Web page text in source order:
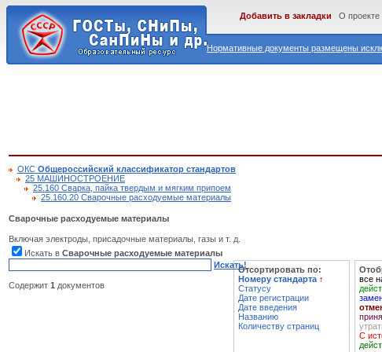
Нормативные документы размещены
Добавить в закладки О проекте
ОКС Общероссийский классификатор стандартов
25 МАШИНОСТРОЕНИЕ
25.160 Сварка, пайка твердым и мягким припоем
25.160.20 Сварочные расходуемые материалы
Сварочные расходуемые материалы
Включая электроды, присадочные материалы, газы и т. д.
Искать в Сварочные расходуемые материалы
Искать!
Содержит 1 документов
Отсортировать по:
Номеру стандарта ↑
Статусу
Дате регистрации
Дате введения
Названию
Количеству страниц
все
С